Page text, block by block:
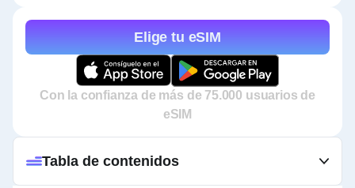
Elige tu eSIM
Con la confianza de más de 75.000 usuarios de
eSIM
Tabla de contenidos